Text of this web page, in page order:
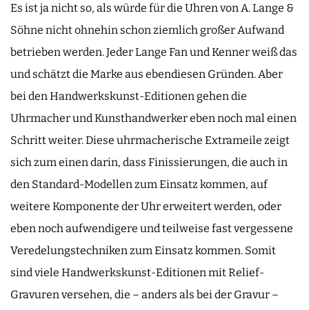
Es ist ja nicht so, als würde für die Uhren von A. Lange &
Söhne nicht ohnehin schon ziemlich großer Aufwand
betrieben werden. Jeder Lange Fan und Kenner weiß das
und schätzt die Marke aus ebendiesen Gründen. Aber
bei den Handwerkskunst-Editionen gehen die
Uhrmacher und Kunsthandwerker eben noch mal einen
Schritt weiter. Diese uhrmacherische Extrameile zeigt
sich zum einen darin, dass Finissierungen, die auch in
den Standard-Modellen zum Einsatz kommen, auf
weitere Komponente der Uhr erweitert werden, oder
eben noch aufwendigere und teilweise fast vergessene
Veredelungstechniken zum Einsatz kommen. Somit
sind viele Handwerkskunst-Editionen mit Relief-
Gravuren versehen, die – anders als bei der Gravur –